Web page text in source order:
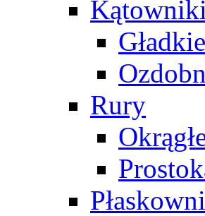
Kątowniki
Gładkie
Rury